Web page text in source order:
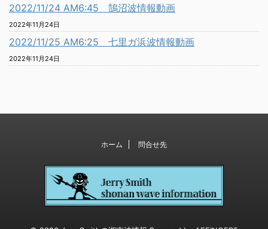
2022/11/24 AM6:45 鵠沼波情報動画
2022年11月24日
2022/11/25 AM6:25 七里ガ浜波情報動画
2022年11月24日
ホーム 問合せ先